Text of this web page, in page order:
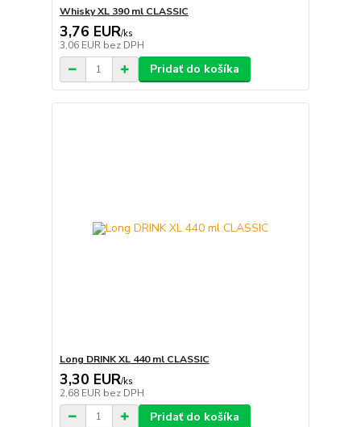
Whisky XL 390 ml CLASSIC
3,76 EUR/ks
3,06 EUR bez DPH
Pridať do košíka
Long DRINK XL 440 ml CLASSIC
3,30 EUR/ks
2,68 EUR bez DPH
Pridať do košíka